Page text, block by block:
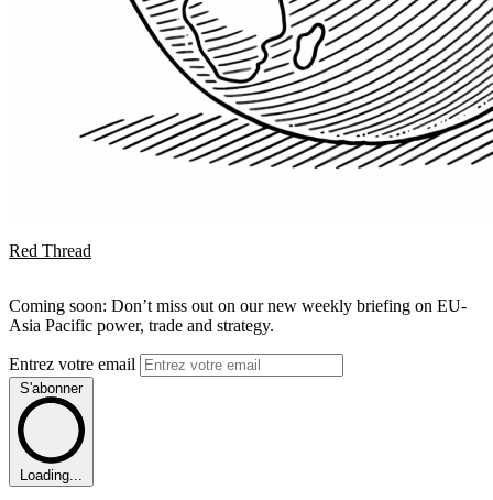
Red Thread
Coming soon: Don’t miss out on our new weekly briefing on EU-
Asia Pacific power, trade and strategy.
Entrez votre email
S'abonner
Loading...